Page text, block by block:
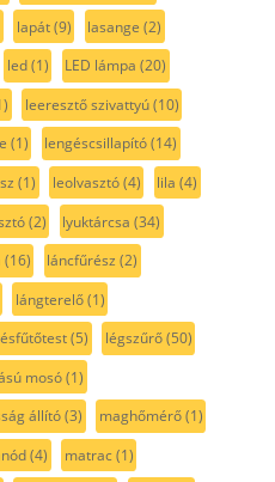
lapát(9) lasange (2)
led(1) LED lámpa (20)
leeresztő szivattyú(10)
(1) lengéscsillapító(14)
(1) leolvasztó(4) lila (4)
(2) lyuktárcsa (34)
(16) láncfűrész (2)
lángterelő(1)
(5) légszűrő(50)
mosó(1)
állító(3) maghőmérő(1)
(4) matrac(1)